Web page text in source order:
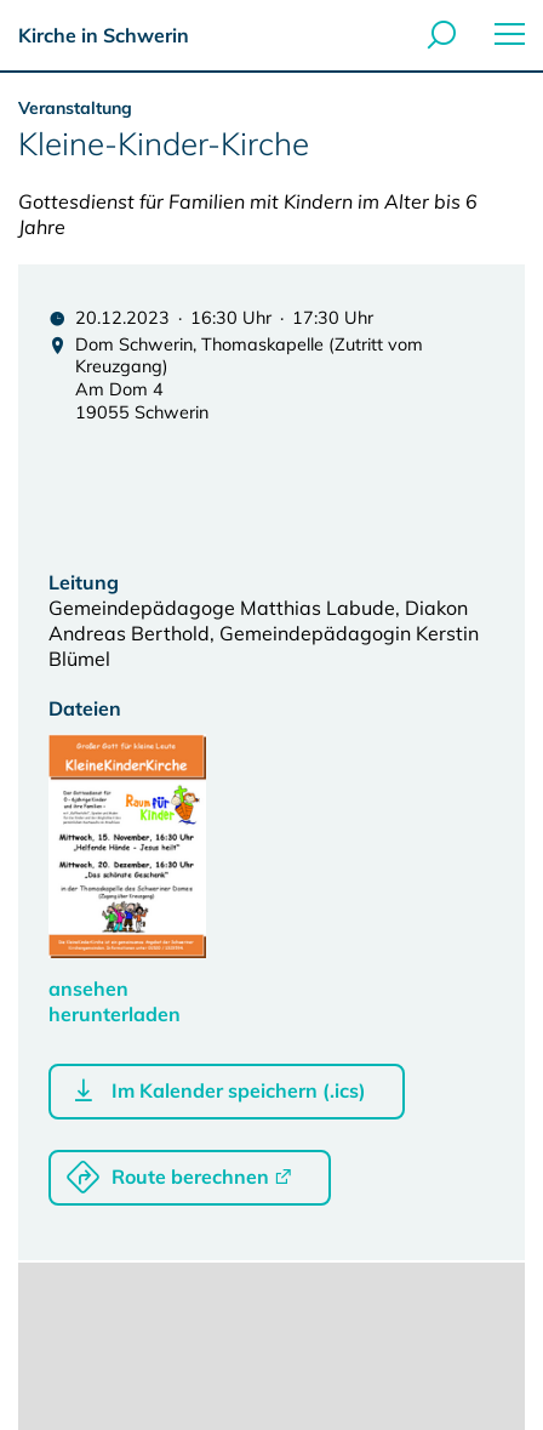
Kirche in Schwerin
Veranstaltung
Kleine-Kinder-Kirche
Gottesdienst für Familien mit Kindern im Alter bis 6
Jahre
20.12.2023 · 16:30 Uhr · 17:30 Uhr
Dom Schwerin, Thomaskapelle (Zutritt vom
Kreuzgang)
Am Dom 4
19055 Schwerin
Leitung
Gemeindepädagoge Matthias Labude, Diakon
Andreas Berthold, Gemeindepädagogin Kerstin
Blümel
Dateien
ansehen
herunterladen
Im Kalender speichern (.ics)
Route berechnen